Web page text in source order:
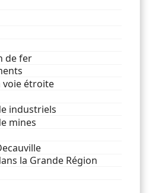
de fer
voie étroite
industriels
mines
la Grande Région